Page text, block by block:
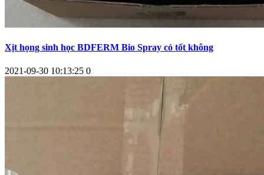
Xịt họng sinh học BDFERM Bio Spray có tốt không
2021-09-30 10:13:25 0